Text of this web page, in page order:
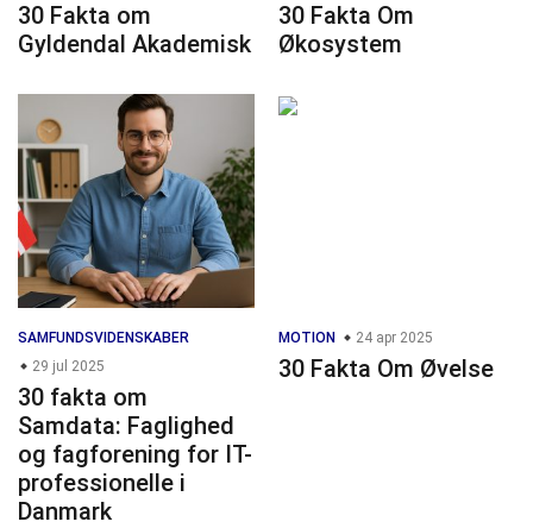
30 Fakta om
Gyldendal Akademisk
30 Fakta Om
Økosystem
SAMFUNDSVIDENSKABER
29 jul 2025
30 fakta om
Samdata: Faglighed
og fagforening for IT-
professionelle i
Danmark
MOTION 24 apr 2025
30 Fakta Om Øvelse